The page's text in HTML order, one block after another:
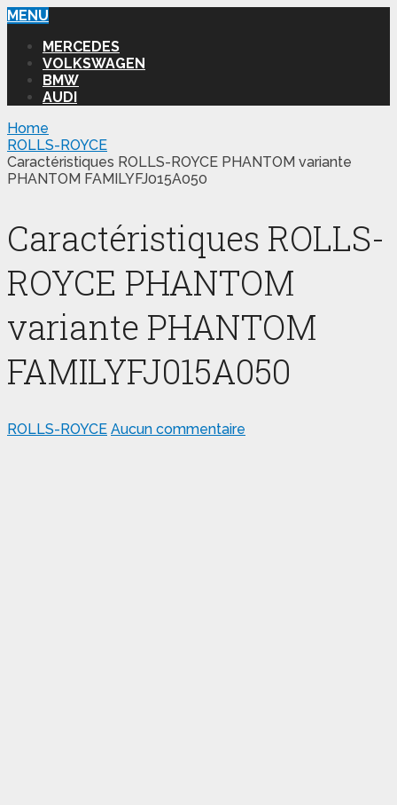
MENU
MERCEDES
VOLKSWAGEN
BMW
AUDI
Home
ROLLS-ROYCE
Caractéristiques ROLLS-ROYCE PHANTOM variante
PHANTOM FAMILYFJ015A050
Caractéristiques ROLLS-
ROYCE PHANTOM
variante PHANTOM
FAMILYFJ015A050
ROLLS-ROYCE Aucun commentaire